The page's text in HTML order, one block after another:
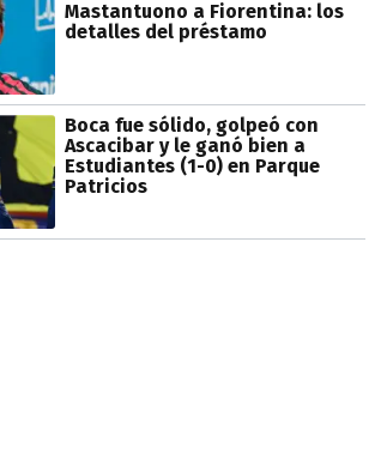
Mastantuono a Fiorentina: los
detalles del préstamo
Boca fue sólido, golpeó con
Ascacibar y le ganó bien a
Estudiantes (1-0) en Parque
Patricios